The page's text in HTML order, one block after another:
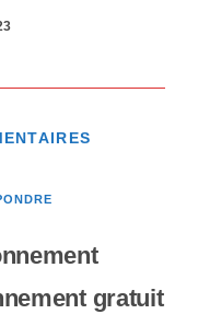
gratuit